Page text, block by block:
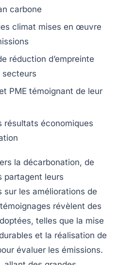
carbone
climat mises en œuvre
réduction d’empreinte
secteurs
PME témoignant de leur
résultats économiques
la décarbonation, de
partagent leurs
les améliorations de
révèlent des
telles que la mise
et la réalisation de
évaluer les émissions.